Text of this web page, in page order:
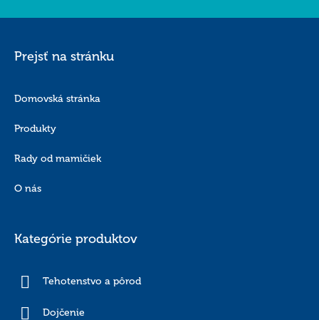
Prejsť na stránku
Domovská stránka
Produkty
Rady od mamičiek
O nás
Kategórie produktov
Tehotenstvo a pôrod
Dojčenie